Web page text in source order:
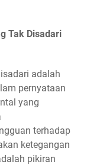
Tak Disadari
adalah
pernyataan
yang
terhadap
ketegangan
pikiran